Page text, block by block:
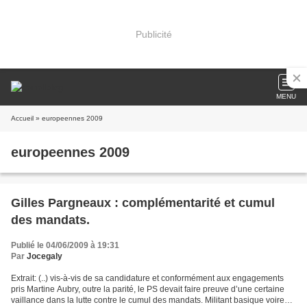
Publicité
MENU
Accueil » europeennes 2009
europeennes 2009
Gilles Pargneaux : complémentarité et cumul
des mandats.
Publié le 04/06/2009 à 19:31
Par Jocegaly
Extrait: (..) vis-à-vis de sa candidature et conformément aux engagements
pris Martine Aubry, outre la parité, le PS devait faire preuve d’une certaine
vaillance dans la lutte contre le cumul des mandats. Militant basique voire